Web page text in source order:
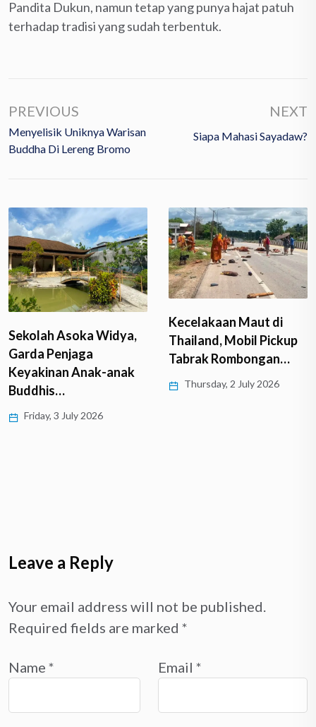
Pandita Dukun, namun tetap yang punya hajat patuh
terhadap tradisi yang sudah terbentuk.
PREVIOUS
Menyelisik Uniknya Warisan
Buddha Di Lereng Bromo
NEXT
Siapa Mahasi Sayadaw?
Sekolah Asoka Widya,
Garda Penjaga
Keyakinan Anak-anak
Buddhis…
Friday, 3 July 2026
Kecelakaan Maut di
Thailand, Mobil Pickup
Tabrak Rombongan…
Thursday, 2 July 2026
Leave a Reply
Your email address will not be published.
Required fields are marked *
Name * Email *